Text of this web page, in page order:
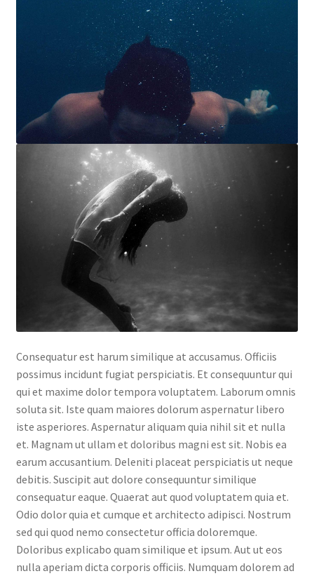
Consequatur est harum similique at accusamus. Officiis
possimus incidunt fugiat perspiciatis. Et consequuntur qui
qui et maxime dolor tempora voluptatem. Laborum omnis
soluta sit. Iste quam maiores dolorum aspernatur libero
iste asperiores. Aspernatur aliquam quia nihil sit et nulla
et. Magnam ut ullam et doloribus magni est sit. Nobis ea
earum accusantium. Deleniti placeat perspiciatis ut neque
debitis. Suscipit aut dolore consequuntur similique
consequatur eaque. Quaerat aut quod voluptatem quia et.
Odio dolor quia et cumque et architecto adipisci. Nostrum
sed qui quod nemo consectetur officia doloremque.
Doloribus explicabo quam similique et ipsum. Aut ut eos
nulla aperiam dicta corporis officiis. Numquam dolorem ad